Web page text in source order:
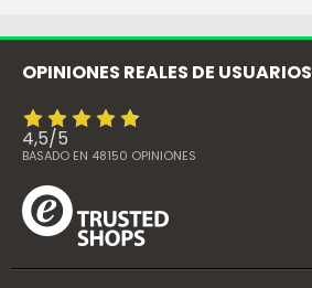
OPINIONES REALES DE USUARIOS
4,5/5
BASADO EN 48150 OPINIONES